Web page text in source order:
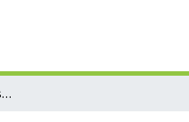
L'impact des pratiques ressources humaines sur la qualité de service dans l'hôtellerie de haut de gamme: cas de " AZ Hôtel " et " Sofitel Hôtel "